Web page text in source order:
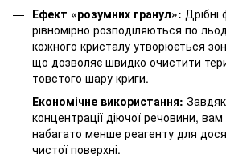
Ефект «розумних гранул»: Дрібні
рівномірно розподіляються по
кожного кристалу утворюється
що дозволяє швидко очистити
товстого шару криги.
Економічне використання:
концентрації діючої речовини,
набагато менше реагенту для
чистої поверхні.